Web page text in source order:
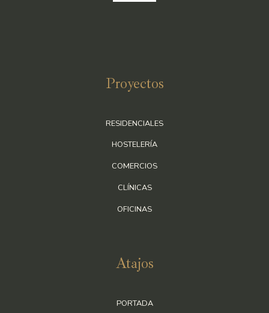
Proyectos
RESIDENCIALES
HOSTELERÍA
COMERCIOS
CLÍNICAS
OFICINAS
Atajos
PORTADA